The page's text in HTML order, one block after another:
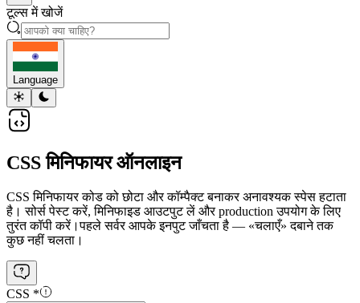
टूल्स में खोजें
Language
CSS मिनिफायर ऑनलाइन
CSS मिनिफायर कोड को छोटा और कॉम्पैक्ट बनाकर अनावश्यक स्पेस हटाता
है। सोर्स पेस्ट करें, मिनिफाइड आउटपुट लें और production उपयोग के लिए
तुरंत कॉपी करें।पहले सर्वर आपके इनपुट जाँचता है — «चलाएँ» दबाने तक
कुछ नहीं चलता।
CSS *